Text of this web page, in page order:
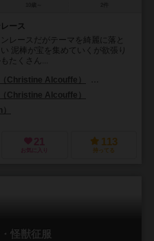
ース
レースだがテーマを綺麗に落と
泥棒が宝を集めていくが欲張り
たくさん...
Christine Alcouffe）
Christine Alcouffe）
21
お気に入り
113
持ってる
怪獣征服